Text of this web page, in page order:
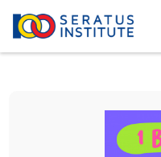
Seratus
Institute